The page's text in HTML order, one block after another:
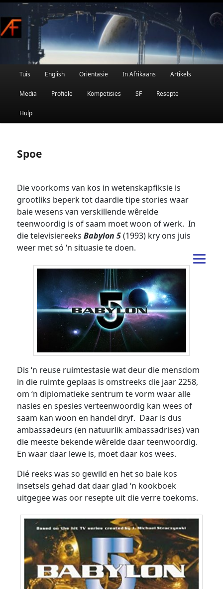
Skip
to
primary
content
Afrikaanse Wetenskapfiksie en Fantasie
Main
Tuis English Oriëntasie In Afrikaans Artikels
Media Profiele Kompetisies SF Resepte
Hulp
Spoe
Die voorkoms van kos in wetenskapfiksie is
grootliks beperk tot daardie tipe stories waar
baie wesens van verskillende wêrelde
teenwoordig is of saam moet woon of werk. In
die televisiereeksBabylon 5(1993) kry ons juis
weer met só ‘n situasie te doen.
Dis ‘n reuse ruimtestasie wat deur die mensdom
in die ruimte geplaas is omstreeks die jaar 2258,
om ‘n diplomatieke sentrum te vorm waar alle
nasies en spesies verteenwoordig kan wees of
saam kan woon en handel dryf. Daar is dus
ambassadeurs (en natuurlik ambassadrises) van
die meeste bekende wêrelde daar teenwoordig.
En waar daar lewe is, moet daar kos wees.
Dié reeks was so gewild en het so baie kos
insetsels gehad dat daar glad ‘n kookboek
uitgegee was oor resepte uit die verre toekoms.